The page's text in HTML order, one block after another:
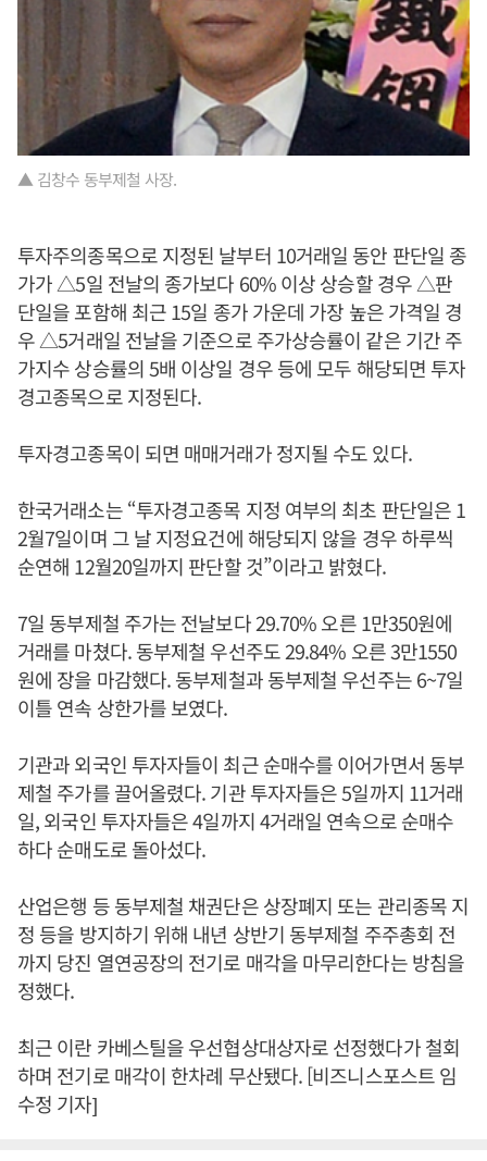
▲ 김창수 동부제철 사장.
투자주의종목으로 지정된 날부터 10거래일 동안 판단일 종
가가 △5일 전날의 종가보다 60% 이상 상승할 경우 △판
단일을 포함해 최근 15일 종가 가운데 가장 높은 가격일 경
우 △5거래일 전날을 기준으로 주가상승률이 같은 기간 주
가지수 상승률의 5배 이상일 경우 등에 모두 해당되면 투자
경고종목으로 지정된다.
투자경고종목이 되면 매매거래가 정지될 수도 있다.
한국거래소는 “투자경고종목 지정 여부의 최초 판단일은 1
2월7일이며 그 날 지정요건에 해당되지 않을 경우 하루씩
순연해 12월20일까지 판단할 것”이라고 밝혔다.
7일 동부제철 주가는 전날보다 29.70% 오른 1만350원에
거래를 마쳤다. 동부제철 우선주도 29.84% 오른 3만1550
원에 장을 마감했다. 동부제철과 동부제철 우선주는 6~7일
이틀 연속 상한가를 보였다.
기관과 외국인 투자자들이 최근 순매수를 이어가면서 동부
제철 주가를 끌어올렸다. 기관 투자자들은 5일까지 11거래
일, 외국인 투자자들은 4일까지 4거래일 연속으로 순매수
하다 순매도로 돌아섰다.
산업은행 등 동부제철 채권단은 상장폐지 또는 관리종목 지
정 등을 방지하기 위해 내년 상반기 동부제철 주주총회 전
까지 당진 열연공장의 전기로 매각을 마무리한다는 방침을
정했다.
최근 이란 카베스틸을 우선협상대상자로 선정했다가 철회
하며 전기로 매각이 한차례 무산됐다. [비즈니스포스트 임
수정 기자]